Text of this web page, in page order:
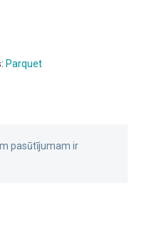
Parquet
pasūtījumam ir